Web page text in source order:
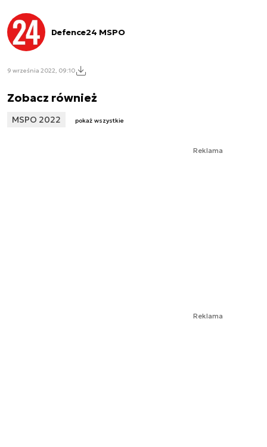
Defence24 MSPO
9 września 2022, 09:10
Zobacz również
MSPO 2022 pokaż wszystkie
Reklama
Reklama